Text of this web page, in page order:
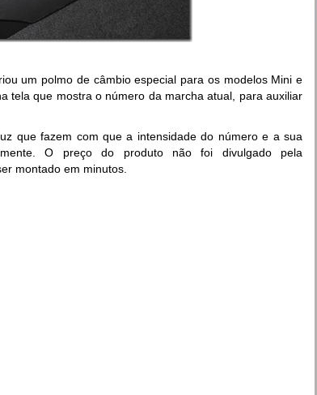
um polmo de câmbio especial para os modelos Mini e
tela que mostra o número da marcha atual, para auxiliar
que fazem com que a intensidade do número e a sua
O preço do produto não foi divulgado pela
montado em minutos.